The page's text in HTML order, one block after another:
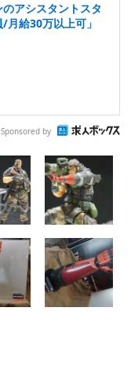
アシスタントスタ
給30万以上可」
Sponsored by